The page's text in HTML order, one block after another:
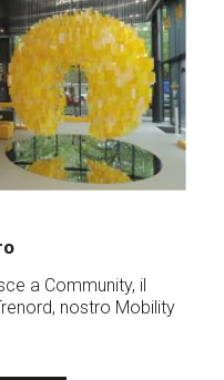
a Community, il
nostro Mobility